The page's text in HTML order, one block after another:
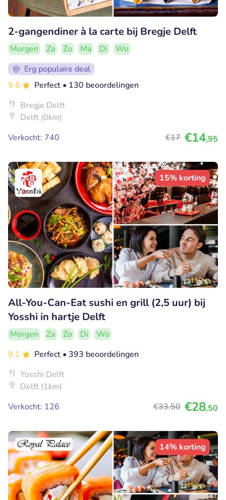
2-gangendiner à la carte bij Bregje Delft
Morgen Za Zo Ma Di
Wo
Erg populaire deal
9.6
Perfect • 130 beoordelingen
Bregje Delft
Delft (0km)
Verkocht: 740
€17 €14,95
15% korting
All-You-Can-Eat sushi en grill (2,5 uur) bij
Yosshi in hartje Delft
Morgen Za Zo Di
Wo
9.1
Perfect • 393 beoordelingen
Yosshi Delft
Delft (1km)
Verkocht: 126
€33,50 €28,50
14% korting